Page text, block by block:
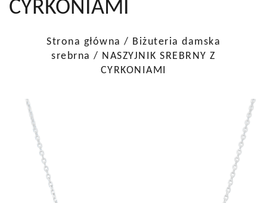
CYRKONIAMI
Strona główna / Biżuteria damska
srebrna / NASZYJNIK SREBRNY Z
CYRKONIAMI